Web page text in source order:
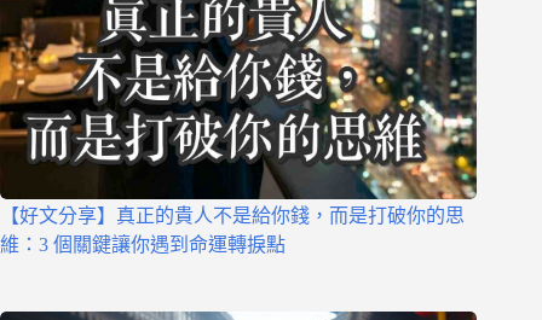
【好文分享】真正的貴人不是給你錢，而是打破你的思
維：3 個關鍵讓你遇到命運轉捩點